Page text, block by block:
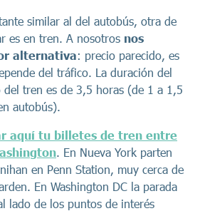
similar al del autobús, otra de
es en tren. A nosotros nos
alternativa: precio parecido, es
del tráfico. La duración del
del tren es de 3,5 horas (de 1 a 1,5
autobús).
aquí tu billetes de tren entre
. En Nueva York parten
en Penn Station, muy cerca de
En Washington DC la parada
lado de los puntos de interés